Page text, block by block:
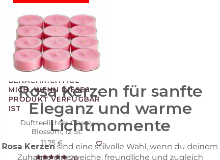
Duftkerze Raspberry
Madeleine
29,95 €
Duftteelichter Cherry
Blossom, 12 St.
11,75 €
20
Rosa Kerzen für sanfte
Eleganz und warme
Lichtmomente
Rosa Kerzensind eine stilvolle Wahl, wenn du deinem
Zuhause eine weiche, freundliche und zugleich